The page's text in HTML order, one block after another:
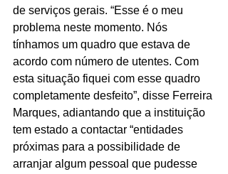
de serviços gerais. “Esse é o meu
problema neste momento. Nós
tínhamos um quadro que estava de
acordo com número de utentes. Com
esta situação fiquei com esse quadro
completamente desfeito”, disse Ferreira
Marques, adiantando que a instituição
tem estado a contactar “entidades
próximas para a possibilidade de
arranjar algum pessoal que pudesse